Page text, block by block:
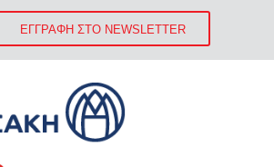
ΕΓΓΡΑΦΗ ΣΤΟ NEWSLETTER